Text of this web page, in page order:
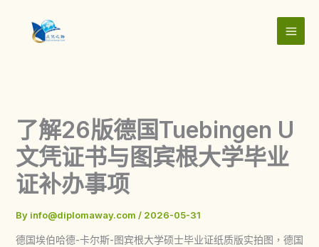
content
了解26版德国Tuebingen U
文凭证书与图宾根大学毕业
证补办事项
By info@diplomaway.com / 2026-05-31
德国埃伯哈德-卡尔斯-图宾根大学硕士毕业证纸质版实拍图，德国